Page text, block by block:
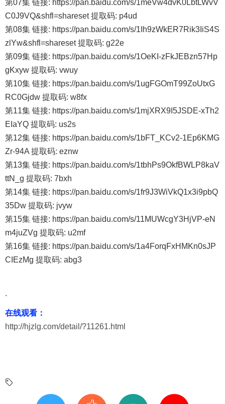
第07集 链接: https://pan.baidu.com/s/1meVw4dvK0LbtLWvV
C0J9VQ&shfl=shareset 提取码: p4ud
第08集 链接: https://pan.baidu.com/s/1Ih9zWkER7Rik3IiS4S
zlYw&shfl=shareset 提取码: g22e
第09集 链接: https://pan.baidu.com/s/1OeKI-zFkJEBzn57Hp
gKxyw 提取码: vwuy
第10集 链接: https://pan.baidu.com/s/1ugFGOmT99ZoUtxG
RC0Gjdw 提取码: w8fx
第11集 链接: https://pan.baidu.com/s/1mjXRX9I5JSDE-xTh2
EIaYQ 提取码: us2s
第12集 链接: https://pan.baidu.com/s/1bFT_KCv2-1Ep6KMG
Zr-94A 提取码: eznw
第13集 链接: https://pan.baidu.com/s/1tbhPs9OkfBWLP8kaV
ttN_g 提取码: 7bxh
第14集 链接: https://pan.baidu.com/s/1fr9J3WiVkQ1x3i9pbQ
35Dw 提取码: jvyw
第15集 链接: https://pan.baidu.com/s/11MUWcgY3HjVP-eN
m4juZVg 提取码: u2mf
第16集 链接: https://pan.baidu.com/s/1a4ForqFxHMKn0sJP
CIEzMg 提取码: abg3
.
在线观看：
http://hjzlg.com/detail/?11261.html